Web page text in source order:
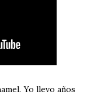
Yo llevo años